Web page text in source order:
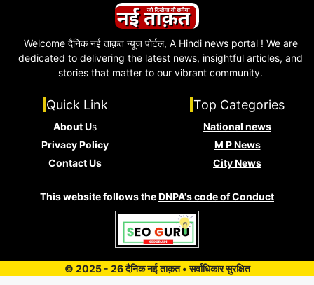
Welcome दैनिक नई ताक़त न्यूज पोर्टल, A Hindi news portal ! We are
dedicated to delivering the latest news, insightful articles, and
stories that matter to our vibrant community.
Quick Link
About Us
Privacy Policy
Contact Us
Top Categories
National news
M P News
City News
This website follows theDNPA's code of Conduct
© 2025 - 26 दैनिक नई ताक़त • सर्वाधिकार सुरक्षित